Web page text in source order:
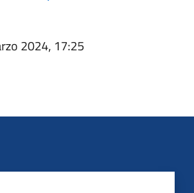
2024, 17:25